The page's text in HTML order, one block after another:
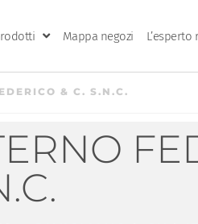
Mappa negozi
& C. S.N.C.